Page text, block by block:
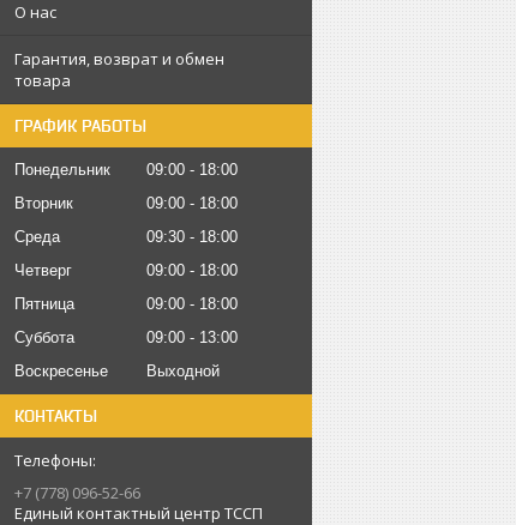
О нас
Гарантия, возврат и обмен
товара
ГРАФИК РАБОТЫ
Понедельник 09:00
18:00
Вторник
09:00
18:00
Среда
09:30
18:00
Четверг
09:00
18:00
Пятница
09:00
18:00
Суббота
09:00
13:00
Воскресенье
Выходной
КОНТАКТЫ
+7 (778) 096-52-66
Единый контактный центр ТССП